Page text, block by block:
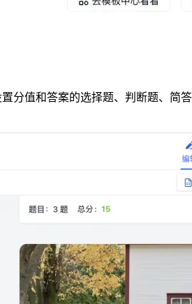
分值和答案的选择题、判断题、简